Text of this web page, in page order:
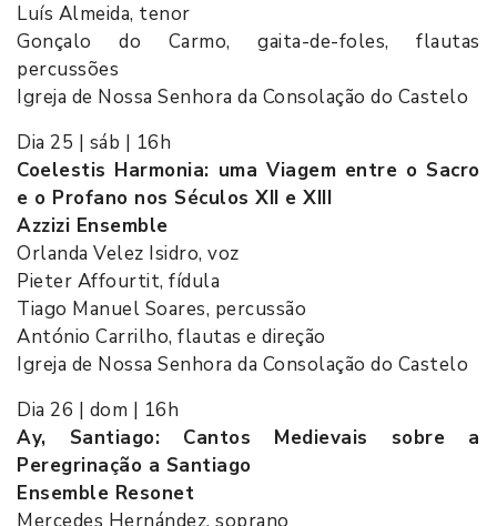
Luís Almeida, tenor
Gonçalo do Carmo, gaita-de-foles, flautas
percussões
Igreja de Nossa Senhora da Consolação do Castelo
Dia 25 | sáb | 16h
Coelestis Harmonia: uma Viagem entre o Sacro
e o Profano nos Séculos XII e XIII
Azzizi Ensemble
Orlanda Velez Isidro, voz
Pieter Affourtit, fídula
Tiago Manuel Soares, percussão
António Carrilho, flautas e direção
Igreja de Nossa Senhora da Consolação do Castelo
Dia 26 | dom | 16h
Ay, Santiago: Cantos Medievais sobre a
Peregrinação a Santiago
Ensemble Resonet